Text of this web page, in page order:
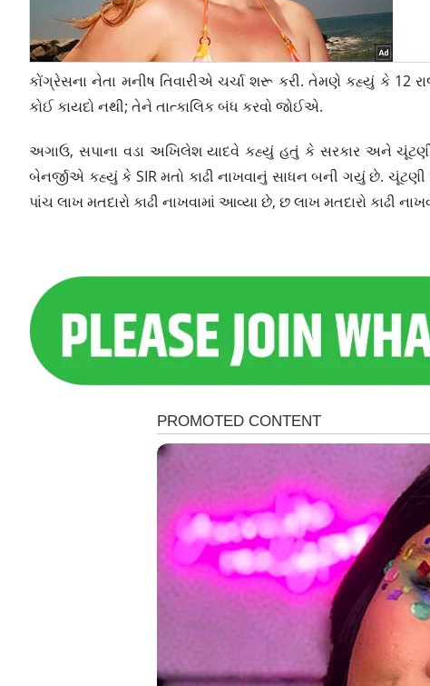
કોંગ્રેસના નેતા મનીષ તિવારીએ ચર્ચા શરૂ કરી. તેમણે કહ્યું કે 12
કોઈ કાયદો નથી; તેને તાત્કાલિક બંધ કરવો જોઈએ.
અગાઉ, સપાના વડા અખિલેશ યાદવે કહ્યું હતું કે સરકાર અને
બેનર્જીએ કહ્યું કે SIR મતો કાઢી નાખવાનું સાધન બની ગયું છે. ચૂંટણી
પાંચ લાખ મતદારો કાઢી નાખવામાં આવ્યા છે, છ લાખ મતદારો કાઢી